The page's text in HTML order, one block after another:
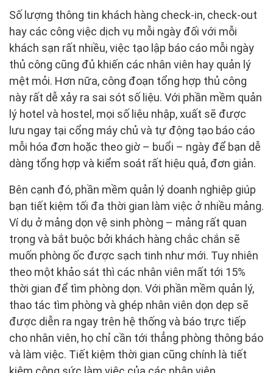
Số lượng thông tin khách hàng check-in, check-out
hay các công việc dịch vụ mỗi ngày đối với mỗi
khách sạn rất nhiều, việc tạo lập báo cáo mỗi ngày
thủ công cũng đủ khiến các nhân viên hay quản lý
mệt mỏi. Hơn nữa, công đoạn tổng hợp thủ công
này rất dễ xảy ra sai sót số liệu. Với phần mềm quản
lý hotel và hostel, mọi số liệu nhập, xuất sẽ được
lưu ngay tại cổng máy chủ và tự động tạo báo cáo
mỗi hóa đơn hoặc theo giờ – buổi – ngày để bạn dễ
dàng tổng hợp và kiểm soát rất hiệu quả, đơn giản.
Bên cạnh đó, phần mềm quản lý doanh nghiệp giúp
bạn tiết kiệm tối đa thời gian làm việc ở nhiều mảng.
Ví dụ ở mảng dọn vệ sinh phòng – mảng rất quan
trọng và bắt buộc bởi khách hàng chắc chắn sẽ
muốn phòng ốc được sạch tinh như mới. Tuy nhiên
theo một khảo sát thì các nhân viên mất tới 15%
thời gian để tìm phòng dọn. Với phần mềm quản lý,
thao tác tìm phòng và ghép nhân viên dọn dẹp sẽ
được diễn ra ngay trên hệ thống và báo trực tiếp
cho nhân viên, họ chỉ cần tới thẳng phòng thông báo
và làm việc. Tiết kiệm thời gian cũng chính là tiết